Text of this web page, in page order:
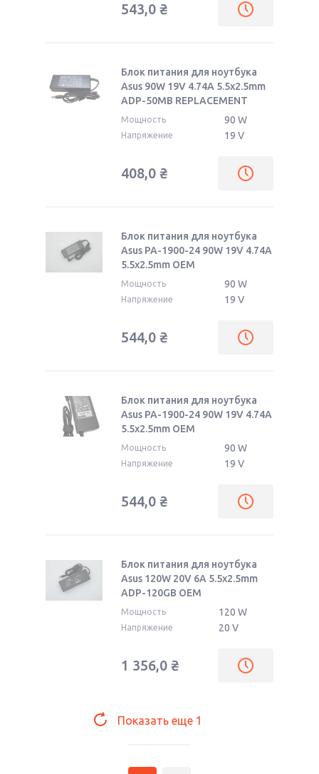
543,0 ₴
Блок питания для ноутбука
Asus 90W 19V 4.74A 5.5x2.5mm
ADP-50MB REPLACEMENT
Мощность 90 W
Напряжение 19 V
408,0 ₴
Блок питания для ноутбука
Asus PA-1900-24 90W 19V 4.74A
5.5x2.5mm ОЕМ
Мощность 90 W
Напряжение 19 V
544,0 ₴
Блок питания для ноутбука
Asus PA-1900-24 90W 19V 4.74A
5.5x2.5mm OEM
Мощность 90 W
Напряжение 19 V
544,0 ₴
Блок питания для ноутбука
Asus 120W 20V 6A 5.5x2.5mm
ADP-120GB OEM
Мощность 120 W
Напряжение 20 V
1 356,0 ₴
Показать еще 1